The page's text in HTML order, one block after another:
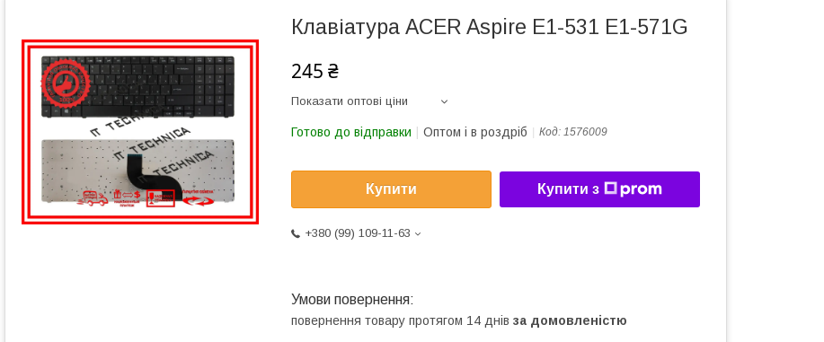
Клавіатура ACER Aspire E1-531 E1-571G
245 ₴
Показати оптові ціни
Готово до відправки Оптом і в роздріб Код: 1576009
Купити Купити з
+380 (99) 109-11-63
повернення товару протягом 14 днів за домовленістю